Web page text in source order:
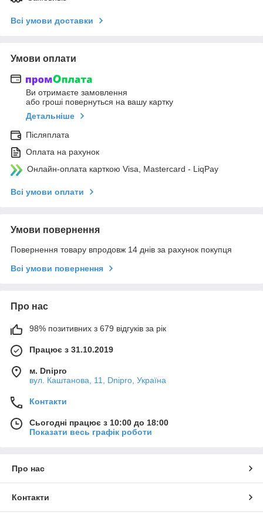
Всі умови доставки
Умови оплати
Ви отримаєте замовлення
або гроші повернуться на вашу картку
Детальніше
Післяплата
Оплата на рахунок
Онлайн-оплата карткою Visa, Mastercard - LiqPay
Всі умови оплати
Умови повернення
Повернення товару впродовж 14 днів за рахунок покупця
Всі умови повернення
Про нас
98% позитивних з 679 відгуків за рік
Працює з 31.10.2019
м. Dnipro
вул. Каштанова, 11, Dnipro, Україна
Контакти
Сьогодні працює з 10:00 до 18:00
Показати весь графік роботи
Про нас
Контакти